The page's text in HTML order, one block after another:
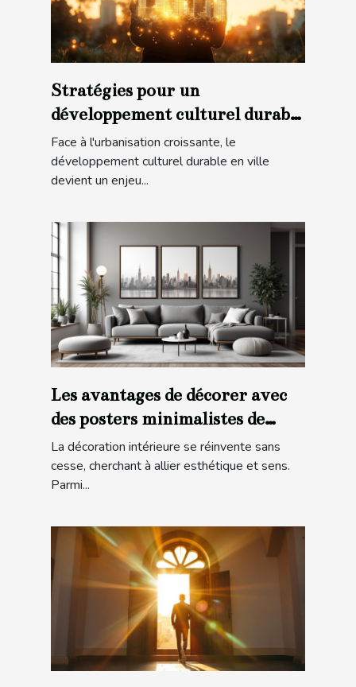
Stratégies pour un
développement culturel durable
en ville
Face à l'urbanisation croissante, le
développement culturel durable en ville
devient un enjeu...
Les avantages de décorer avec
des posters minimalistes de
villes
La décoration intérieure se réinvente sans
cesse, cherchant à allier esthétique et sens.
Parmi...